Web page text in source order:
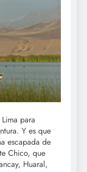
para
Y es que
escapada de
Chico, que
Huaral,